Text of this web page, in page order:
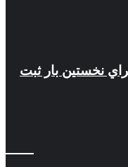
براي نخستين بار ثبت